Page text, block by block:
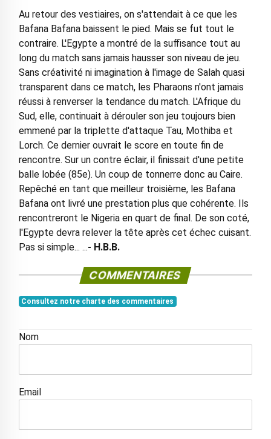
Au retour des vestiaires, on s'attendait à ce que les
Bafana Bafana baissent le pied. Mais se fut tout le
contraire. L'Egypte a montré de la suffisance tout au
long du match sans jamais hausser son niveau de jeu.
Sans créativité ni imagination à l'image de Salah quasi
transparent dans ce match, les Pharaons n'ont jamais
réussi à renverser la tendance du match. L'Afrique du
Sud, elle, continuait à dérouler son jeu toujours bien
emmené par la triplette d'attaque Tau, Mothiba et
Lorch. Ce dernier ouvrait le score en toute fin de
rencontre. Sur un contre éclair, il finissait d'une petite
balle lobée (85e). Un coup de tonnerre donc au Caire.
Repêché en tant que meilleur troisième, les Bafana
Bafana ont livré une prestation plus que cohérente. Ils
rencontreront le Nigeria en quart de final. De son coté,
l'Egypte devra relever la tête après cet échec cuisant.
Pas si simple... ...- H.B.B.
COMMENTAIRES
Consultez notre charte des commentaires
Nom
Email